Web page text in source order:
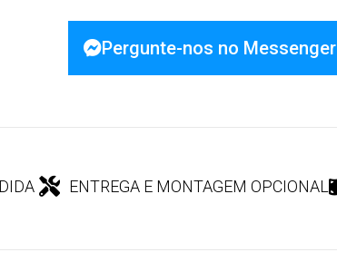
Pergunte-nos no Messenger
ENTREGA E MONTAGEM OPCIONAL